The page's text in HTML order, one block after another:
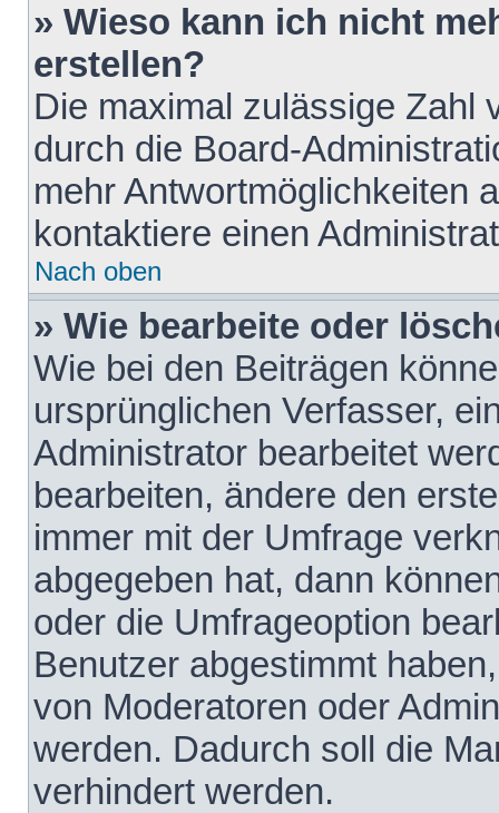
» Wieso kann ich nicht
erstellen?
Die maximal zulässige Zahl
durch die Board-
mehr Antwortmöglichkeiten
kontaktiere einen
Nach oben
» Wie bearbeite oder
Wie bei den Beiträgen
ursprünglichen Verfasser,
Administrator bearbeitet
bearbeiten, ändere den
immer mit der Umfrage
abgegeben hat, dann
oder die Umfrageoption
Benutzer abgestimmt
von Moderatoren oder
werden. Dadurch soll die
verhindert werden.